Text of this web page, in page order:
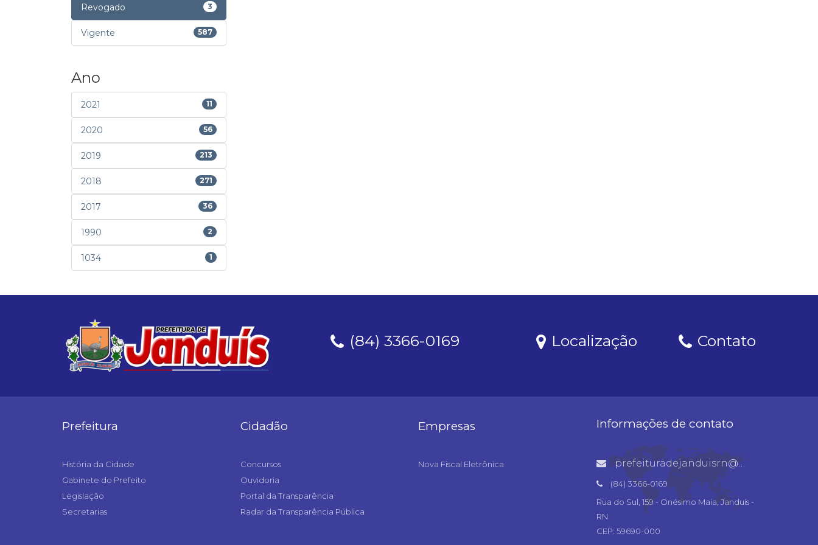
Revogado 3
Vigente 587
Ano
2021 11
2020 56
2019 213
2018 271
2017 36
1990 2
1034 1
(84) 3366-0169 Localização Contato
Prefeitura
História da Cidade
Gabinete do Prefeito
Legislação
Secretarias
Cidadão
Concursos
Ouvidoria
Portal da Transparência
Radar da Transparência Pública
Empresas
Nova Fiscal Eletrônica
Informações de contato
prefeituradejanduisrn@gmail.com
(84) 3366-0169
Rua do Sul, 159 - Onésimo Maia, Janduís -
RN
CEP: 59690-000